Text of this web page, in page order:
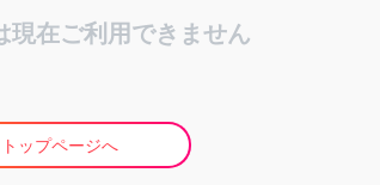
現在ご利用できません